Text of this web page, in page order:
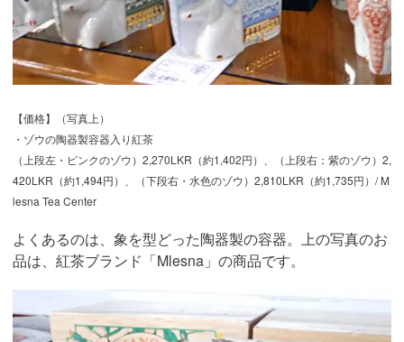
【価格】（写真上）
・ゾウの陶器製容器入り紅茶
（上段左・ピンクのゾウ）2,270LKR（約1,402円）、（上段右：紫のゾウ）2,
420LKR（約1,494円）、（下段右・水色のゾウ）2,810LKR（約1,735円）/ M
lesna Tea Center
よくあるのは、象を型どった陶器製の容器。上の写真のお
品は、紅茶ブランド「Mlesna」の商品です。